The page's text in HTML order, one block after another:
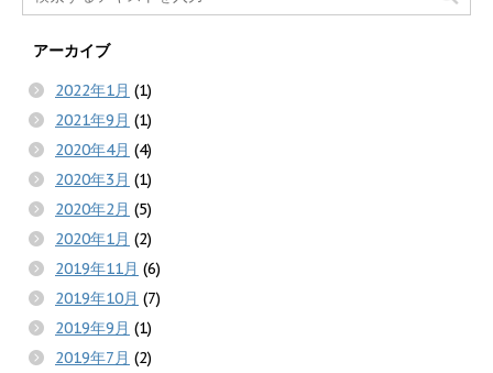
アーカイブ
2022年1月 (1)
2021年9月 (1)
2020年4月 (4)
2020年3月 (1)
2020年2月 (5)
2020年1月 (2)
2019年11月 (6)
2019年10月 (7)
2019年9月 (1)
2019年7月 (2)